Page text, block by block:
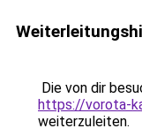
Die von dir
https://vorota-
weiterzuleiten.